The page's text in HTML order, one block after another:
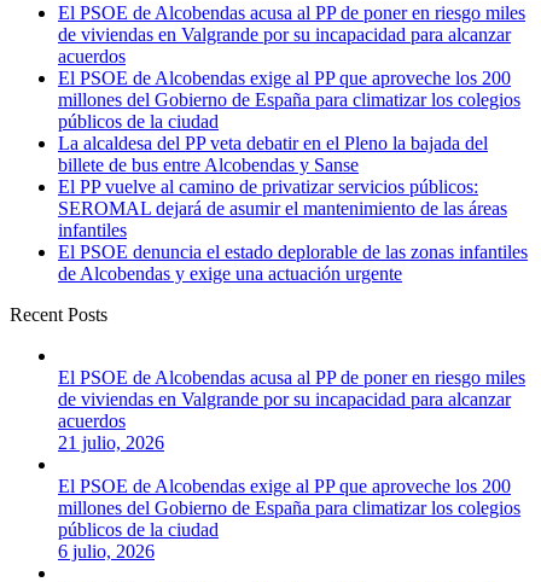
El PSOE de Alcobendas acusa al PP de poner en riesgo miles
de viviendas en Valgrande por su incapacidad para alcanzar
acuerdos
El PSOE de Alcobendas exige al PP que aproveche los 200
millones del Gobierno de España para climatizar los colegios
públicos de la ciudad
La alcaldesa del PP veta debatir en el Pleno la bajada del
billete de bus entre Alcobendas y Sanse
El PP vuelve al camino de privatizar servicios públicos:
SEROMAL dejará de asumir el mantenimiento de las áreas
infantiles
El PSOE denuncia el estado deplorable de las zonas infantiles
de Alcobendas y exige una actuación urgente
Recent Posts
El PSOE de Alcobendas acusa al PP de poner en riesgo miles
de viviendas en Valgrande por su incapacidad para alcanzar
acuerdos
21 julio, 2026
El PSOE de Alcobendas exige al PP que aproveche los 200
millones del Gobierno de España para climatizar los colegios
públicos de la ciudad
6 julio, 2026